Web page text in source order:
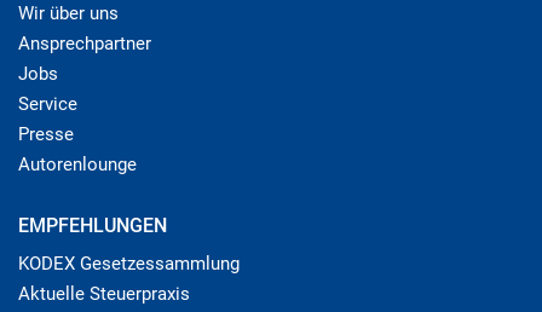
Wir über uns
Ansprechpartner
Jobs
Service
Presse
Autorenlounge
EMPFEHLUNGEN
KODEX Gesetzessammlung
Aktuelle Steuerpraxis